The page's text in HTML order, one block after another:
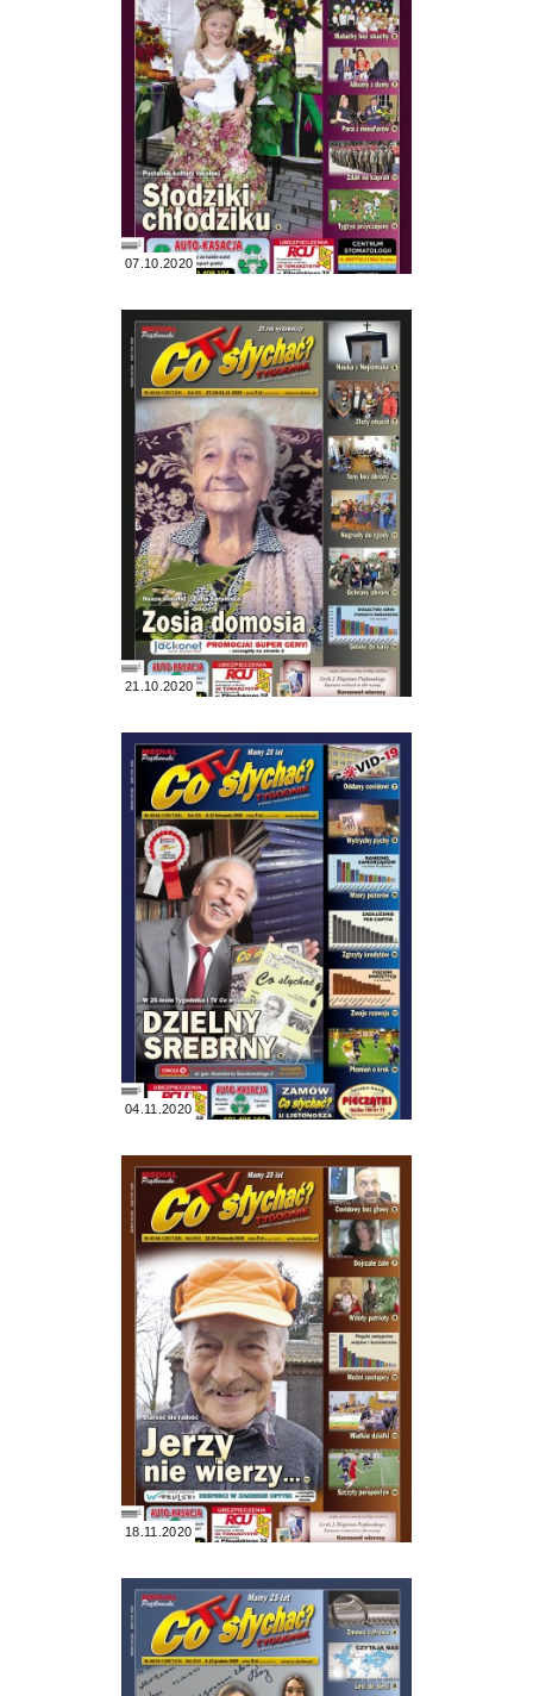
07.10.2020
21.10.2020
04.11.2020
18.11.2020